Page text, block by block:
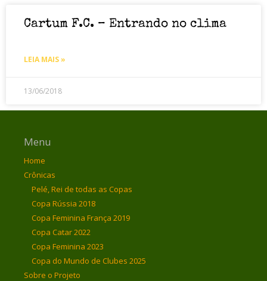
Cartum F.C. – Entrando no clima
LEIA MAIS »
13/06/2018
Menu
Home
Crônicas
Pelé, Rei de todas as Copas
Copa Rússia 2018
Copa Feminina França 2019
Copa Catar 2022
Copa Feminina 2023
Copa do Mundo de Clubes 2025
Sobre o Projeto